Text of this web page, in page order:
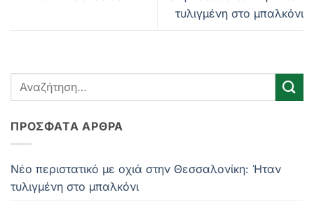
τυλιγμένη στο μπαλκόνι
ΠΡΌΣΦΑΤΑ ΆΡΘΡΑ
Νέο περιστατικό με οχιά στην Θεσσαλονίκη: Ήταν
τυλιγμένη στο μπαλκόνι